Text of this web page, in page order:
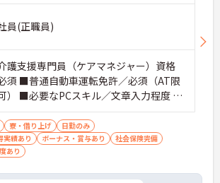
員(正職員)
護支援専門員（ケアマネジャー）資格
須 ■普通自動車運転免許／必須（AT限
） ■必要なPCスキル／文章入力程度 ■
不問
寮・借り上げ
日勤のみ
実績あり
ボーナス・賞与あり
社会保険完備
あり